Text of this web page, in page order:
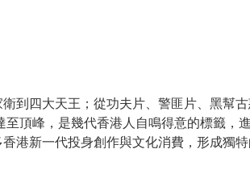
到四大天王；從功夫片、警匪片、黑幫
頂峰，是幾代香港人自鳴得意的標籤，
港新一代投身創作與文化消費，形成獨特